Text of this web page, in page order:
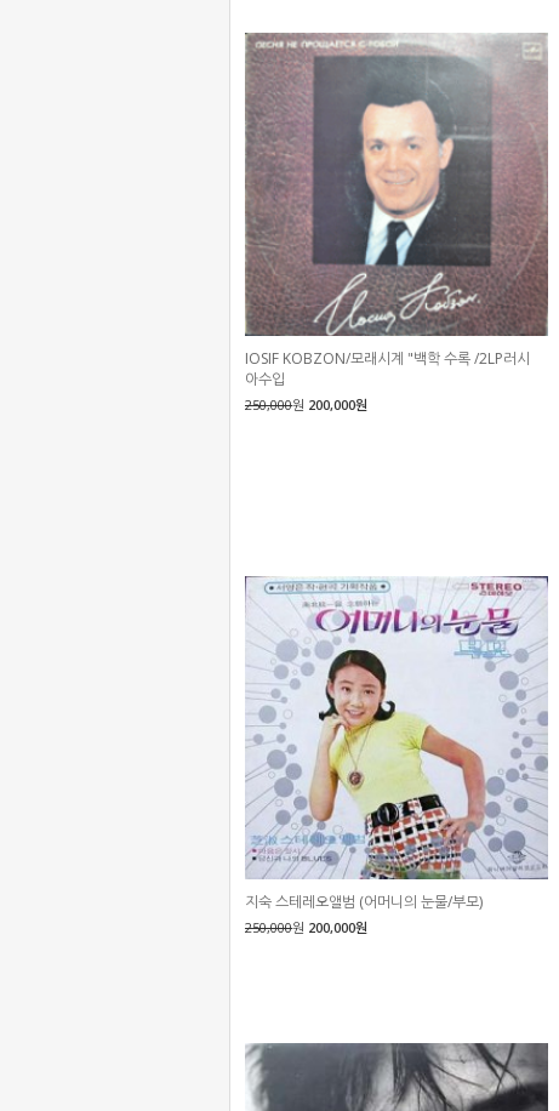
IOSIF KOBZON/모래시계 "백학 수록 /2LP러시
아수입
250,000원 200,000원
지숙 스테레오앨범 (어머니의 눈물/부모)
250,000원 200,000원